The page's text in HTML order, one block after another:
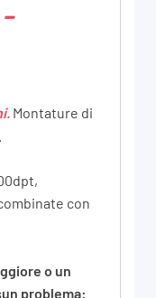
Montature di
con
o un
problema: